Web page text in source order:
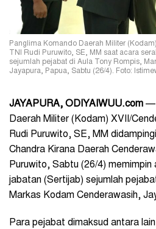
Panglima Komando Daerah Militer
TNI Rudi Puruwito, SE, MM saat acara
sejumlah pejabat di Aula Tony Rompis,
Jayapura, Papua, Sabtu (26/4). Foto:
JAYAPURA, ODIYAIWUU.com —
Daerah Militer (Kodam) XVII/
Rudi Puruwito, SE, MM
Chandra Kirana Daerah
Puruwito, Sabtu (26/4) memimpin
jabatan (Sertijab) sejumlah
Markas Kodam Cenderawasih,
Para pejabat dimaksud antara